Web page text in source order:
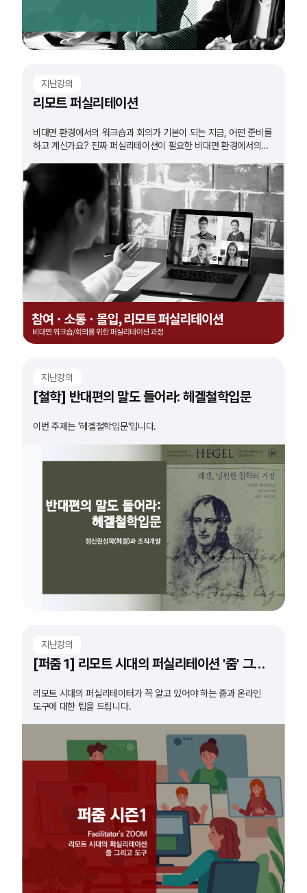
지난강의
리모트 퍼실리테이션
비대면 환경에서의 워크숍과 회의가 기본이 되는 지금, 어떤 준비를
하고 계신가요? 진짜 퍼실리테이션이 필요한 비대면 환경에서의
지난강의
[철학] 반대편의 말도 들어라: 헤겔철학입문
이번 주제는 '헤겔철학입문'입니다.
지난강의
[퍼줌 1] 리모트 시대의 퍼실리테이션 '줌' 그리고 '도구'
리모트 시대의 퍼실리테이터가 꼭 알고 있어야 하는 줌과 온라인
도구에 대한 팁을 드립니다.